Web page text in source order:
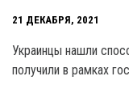
21 ДЕКАБРЯ, 2021
Украинцы нашли
получили в рамках